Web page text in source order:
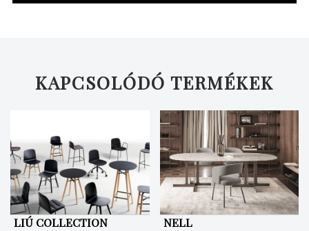
KAPCSOLÓDÓ TERMÉKEK
LIÚ COLLECTION NELL